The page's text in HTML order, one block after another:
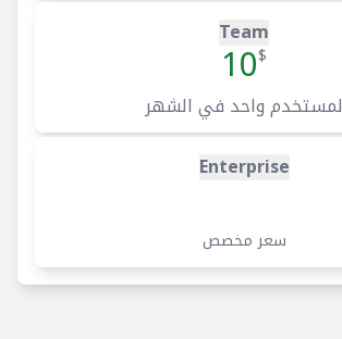
Team
$
10
لمستخدم واحد في الشهر
Enterprise
سعر مخصص